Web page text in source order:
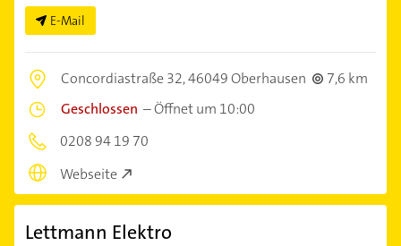
E-Mail
Concordiastraße 32,46049 Oberhausen
7,6 km
Geschlossen –Öffnet um 10:00
0208 94 19 70
Webseite
Lettmann Elektro